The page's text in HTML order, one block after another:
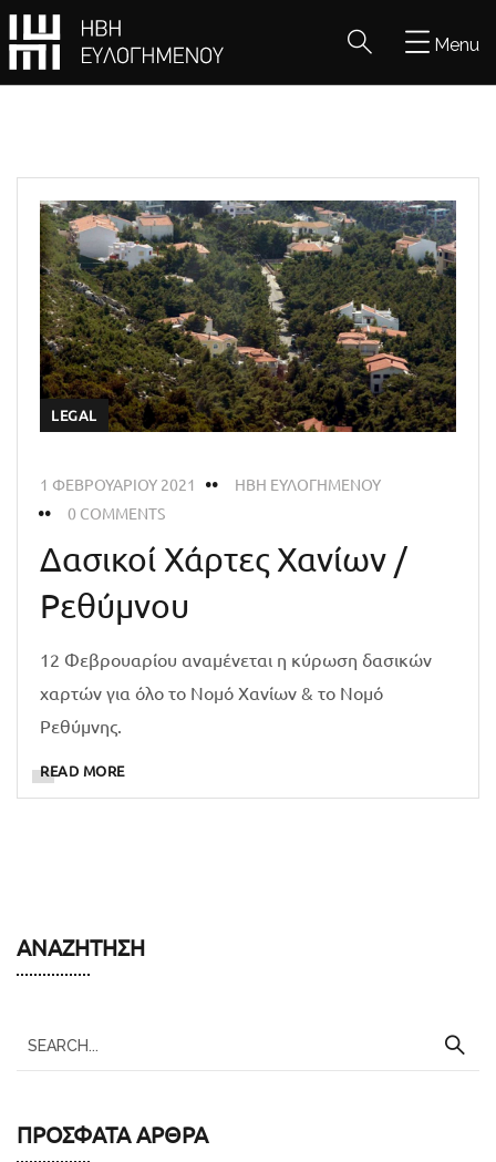
Menu
LEGAL
1 ΦΕΒΡΟΥΑΡΊΟΥ 2021
ΗΒΗ ΕΥΛΟΓΗΜΕΝΟΥ
0 COMMENTS
Δασικοί Χάρτες Χανίων /
Ρεθύμνου
12 Φεβρουαρίου αναμένεται η κύρωση δασικών
χαρτών για όλο το Νομό Χανίων & το Νομό
Ρεθύμνης.
READ MORE
ΑΝΑΖΉΤΗΣΗ
ΠΡΌΣΦΑΤΑ ΆΡΘΡΑ